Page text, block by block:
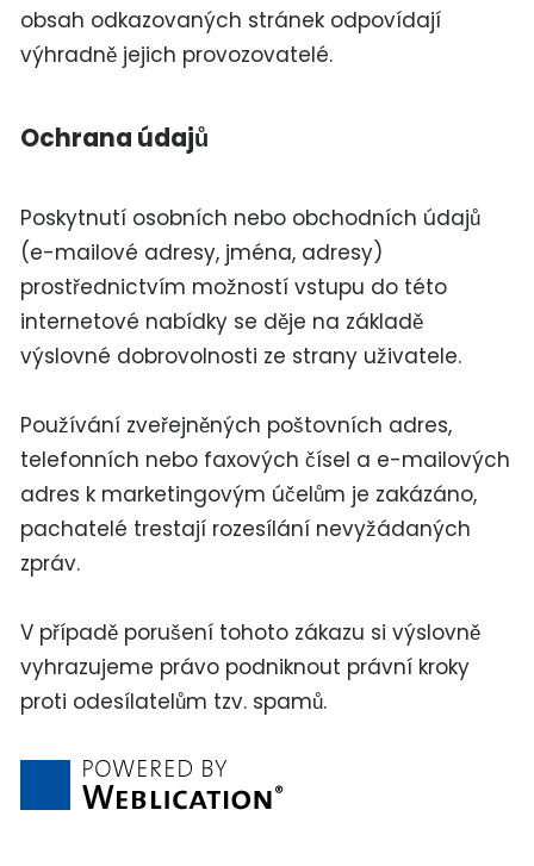
obsah odkazovaných stránek odpovídají
výhradně jejich provozovatelé.
Ochrana údajů
Poskytnutí osobních nebo obchodních údajů
(e-mailové adresy, jména, adresy)
prostřednictvím možností vstupu do této
internetové nabídky se děje na základě
výslovné dobrovolnosti ze strany uživatele.
Používání zveřejněných poštovních adres,
telefonních nebo faxových čísel a e-mailových
adres k marketingovým účelům je zakázáno,
pachatelé trestají rozesílání nevyžádaných
zpráv.
V případě porušení tohoto zákazu si výslovně
vyhrazujeme právo podniknout právní kroky
proti odesílatelům tzv. spamů.